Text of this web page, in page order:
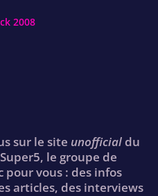
2008
sur le site unofficial du
le groupe de
pour vous : des infos
articles, des interviews